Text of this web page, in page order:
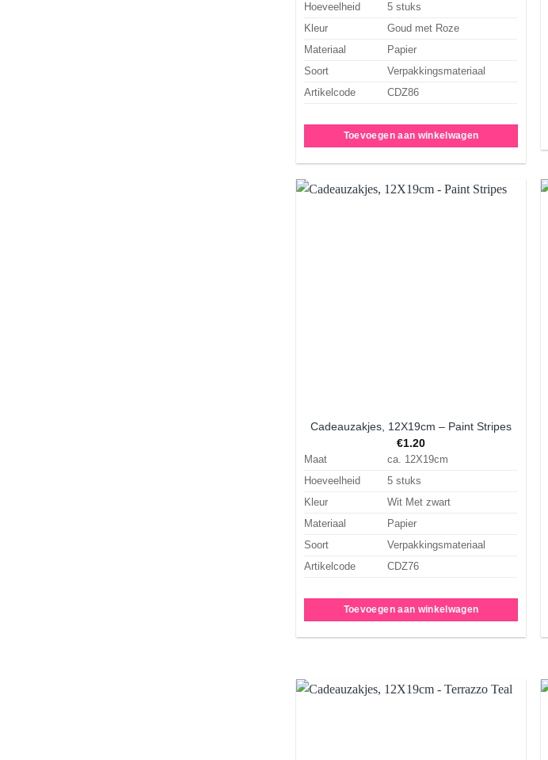
Hoeveelheid
5 stuks
Kleur
Goud met Roze
Materiaal
Papier
Soort
Verpakkingsmateriaal
Artikelcode
CDZ86
Toevoegen aan winkelwagen
Cadeauzakjes, 12X19cm – Paint Stripes
€1.20
Maat
ca. 12X19cm
Hoeveelheid
5 stuks
Kleur
Wit Met zwart
Materiaal
Papier
Soort
Verpakkingsmateriaal
Artikelcode
CDZ76
Toevoegen aan winkelwagen